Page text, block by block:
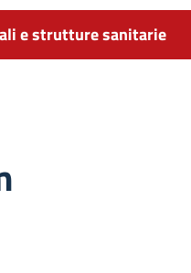
e strutture sanitarie